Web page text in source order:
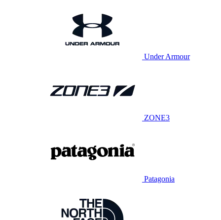
Under Armour
ZONE3
Patagonia